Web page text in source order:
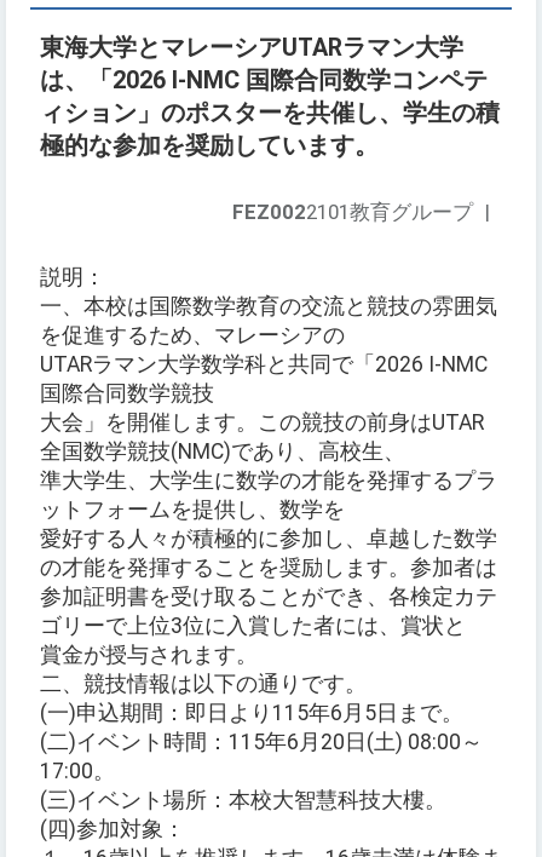
東海大学とマレーシアUTARラマン大学
は、「2026 I-NMC 国際合同数学コンペテ
ィション」のポスターを共催し、学生の積
極的な参加を奨励しています。
FEZ0022101教育グループ |
説明：
一、本校は国際数学教育の交流と競技の雰囲気
を促進するため、マレーシアの
UTARラマン大学数学科と共同で「2026 I-NMC
国際合同数学競技
大会」を開催します。この競技の前身はUTAR
全国数学競技(NMC)であり、高校生、
準大学生、大学生に数学の才能を発揮するプラ
ットフォームを提供し、数学を
愛好する人々が積極的に参加し、卓越した数学
の才能を発揮することを奨励します。参加者は
参加証明書を受け取ることができ、各検定カテ
ゴリーで上位3位に入賞した者には、賞状と
賞金が授与されます。
二、競技情報は以下の通りです。
(一)申込期間：即日より115年6月5日まで。
(二)イベント時間：115年6月20日(土) 08:00～
17:00。
(三)イベント場所：本校大智慧科技大樓。
(四)参加対象：